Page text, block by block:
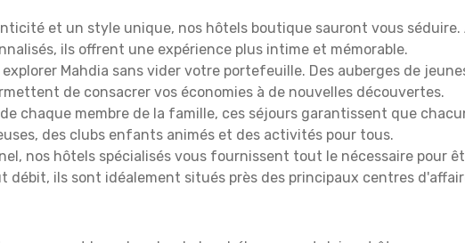
et un style unique, nos hôtels boutique sauront vous séduire.
ils offrent une expérience plus intime et mémorable.
Mahdia sans vider votre portefeuille. Des auberges de
de consacrer vos économies à de nouvelles découvertes.
chaque membre de la famille, ces séjours garantissent que
des clubs enfants animés et des activités pour tous.
nos hôtels spécialisés vous fournissent tout le nécessaire pour
débit, ils sont idéalement situés près des principaux centres